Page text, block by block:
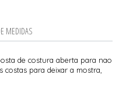
MEDIDAS
de costura aberta para nao
costas para deixar a mostra,